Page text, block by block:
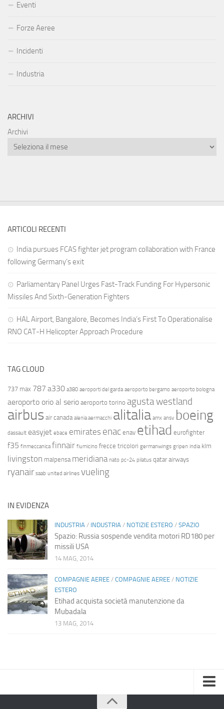
Eventi
Forze Aeree
Incidenti
Industria
ARCHIVI
Archivi
ARTICOLI RECENTI
India pursues FCAS fighter jet program collaboration with France
following Germany’s exit
Parliamentary Panel Urges Fast-Track Funding For Hypersonic
Missiles And Sixth-Generation Fighters
HAL Airport, Bangalore, Becomes India’s First To Operationalise
RNO CAT-H Helicopter Approach Procedure
TAG CLOUD
737 max 787 a330 a380 aeroporti del garda aeroporto bergamo aeroporto bologna
aeroporto orio al serio aeroporto torino agusta westland
airbus air canada alenia aermacchi alitalia amx ansv boeing
dassault easyjet ebace emirates enac enav etihad eurofighter
f35 finmeccanica finnair fiumicino frecce tricolori germanwings gripen india klm
livingston malpensa meridiana nato pc-24 pilatus qatar airways
ryanair saab united airlines vueling
IN EVIDENZA
INDUSTRIA / INDUSTRIA / NOTIZIE ESTERO / SPAZIO
Spazio: Russia sospende vendita motori RD180 per
missili USA
14 MAG, 2014
COMPAGNIE AEREE / COMPAGNIE AEREE / NOTIZIE
ESTERO
Etihad acquista società manutenzione da
Mubadala
13 MAG, 2014